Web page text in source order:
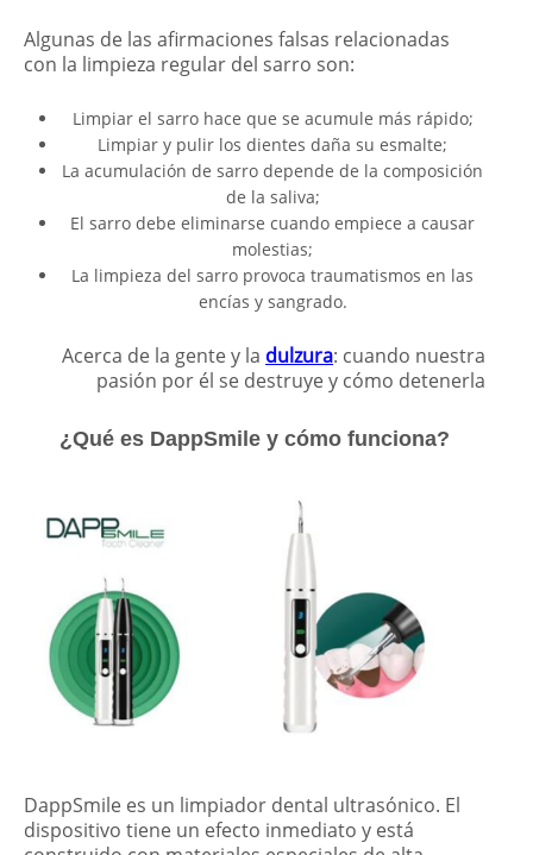
Algunas de las afirmaciones falsas relacionadas
con la limpieza regular del sarro son:
Limpiar el sarro hace que se acumule más rápido;
Limpiar y pulir los dientes daña su esmalte;
La acumulación de sarro depende de la composición
de la saliva;
El sarro debe eliminarse cuando empiece a causar
molestias;
La limpieza del sarro provoca traumatismos en las
encías y sangrado.
Acerca de la gente y la dulzura: cuando nuestra
pasión por él se destruye y cómo detenerla
¿Qué es DappSmile y cómo funciona?
DappSmile es un limpiador dental ultrasónico. El
dispositivo tiene un efecto inmediato y está